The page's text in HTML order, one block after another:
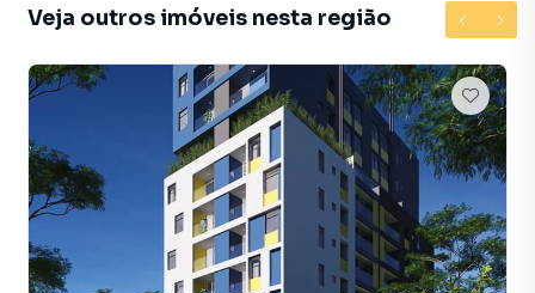
Veja outros imóveis nesta região